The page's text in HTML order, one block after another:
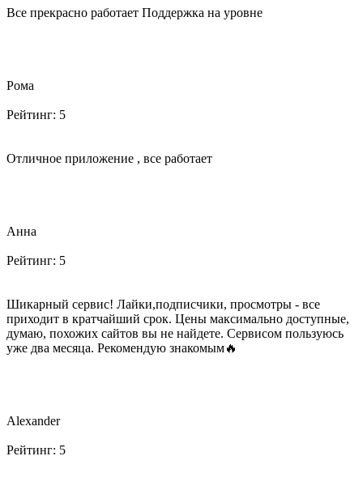
Все прекрасно работает Поддержка на уровне
Рома
Рейтинг: 5
Отличное приложение , все работает
Анна
Рейтинг: 5
Шикарный сервис! Лайки,подписчики, просмотры - все
приходит в кратчайший срок. Цены максимально доступные,
думаю, похожих сайтов вы не найдете. Сервисом пользуюсь
уже два месяца. Рекомендую знакомым🔥
Alexander
Рейтинг: 5